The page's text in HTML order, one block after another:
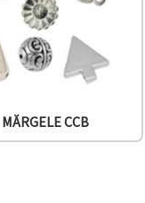
MĂRGELE CCB